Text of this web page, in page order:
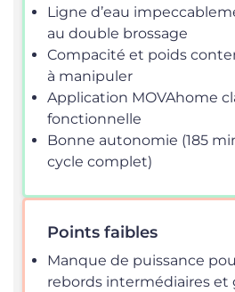
Ligne d’eau
au double brossage
Compacité et poids
à manipuler
Application MOVAhome
fonctionnelle
Bonne autonomie (185
cycle complet)
Points faibles
Manque de puissance
rebords intermédiaires et